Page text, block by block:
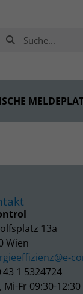
13a
Wien
1 5324724
Mi-Fr 09:30-